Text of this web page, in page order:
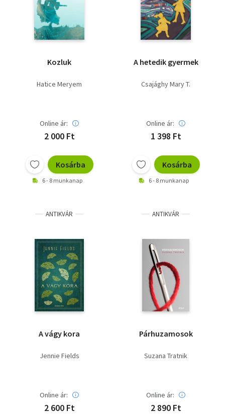
Kozluk
Hatice Meryem
Online ár:
2 000 Ft
Kosárba
6 - 8 munkanap
A hetedik gyermek
Csajághy Mary T.
Online ár:
1 398 Ft
Kosárba
6 - 8 munkanap
ANTIKVÁR
A vágy kora
Jennie Fields
Online ár:
2 600 Ft
ANTIKVÁR
Párhuzamosok
Suzana Tratnik
Online ár:
2 890 Ft